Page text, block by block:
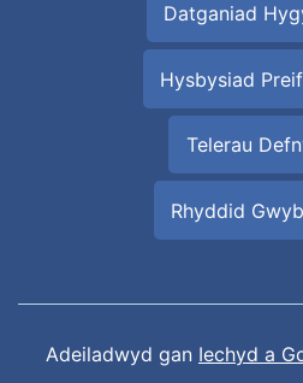
Datganiad
Hysbysiad
Telerau
Rhyddid
Adeiladwyd gan Iechyd a